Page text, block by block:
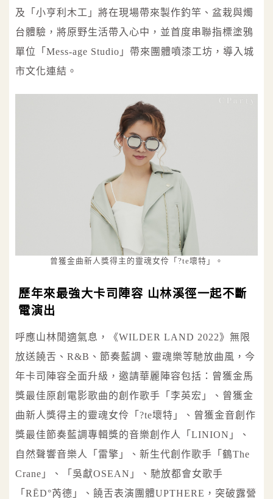
及「小亨利木工」將在現場帶來製作釣竿、盆栽與燭
台體驗，將原野生活帶入心中，並首度串聯指標塗鴉
單位「Mess-age Studio」帶來團體噴漆工坊，導入城
市文化連結。
曾獲金曲新人獎得主的靈魂女伶「?te壞特」。
歷年來最強大卡司陣容 山林溪徑一起不斷
電演出
呼應山林閒適氣息，《WILDER LAND 2022》無限
放送饒舌、R&B、節奏藍調、靈魂樂等馳放曲風，今
年卡司陣容全面升級，邀請華麗陣容包括：曾獲金馬
獎最佳原創電影歌曲的創作歌手「李英宏」、曾獲金
曲新人獎得主的靈魂女伶「?te壞特」、曾獲金音創作
獎最佳節奏藍調專輯獎的音樂創作人「LINION」、
自然聲響音樂人「雷擎」、新生代創作歌手「鶴The
Crane」、「吳獻OSEAN」、馳放都會女歌手
「RĒD°芮德」、饒舌表演團體UPTHERE，突破露營